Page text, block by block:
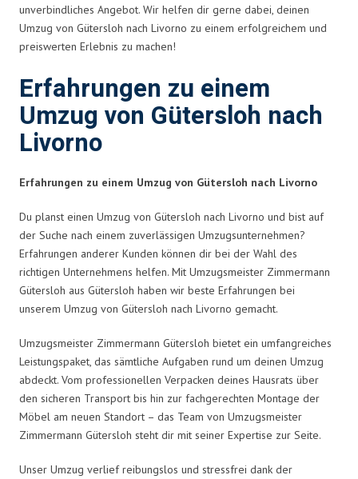
unverbindliches Angebot. Wir helfen dir gerne dabei, deinen
Umzug von Gütersloh nach Livorno zu einem erfolgreichem und
preiswerten Erlebnis zu machen!
Erfahrungen zu einem
Umzug von Gütersloh nach
Livorno
Erfahrungen zu einem Umzug von Gütersloh nach Livorno
Du planst einen Umzug von Gütersloh nach Livorno und bist auf
der Suche nach einem zuverlässigen Umzugsunternehmen?
Erfahrungen anderer Kunden können dir bei der Wahl des
richtigen Unternehmens helfen. Mit Umzugsmeister Zimmermann
Gütersloh aus Gütersloh haben wir beste Erfahrungen bei
unserem Umzug von Gütersloh nach Livorno gemacht.
Umzugsmeister Zimmermann Gütersloh bietet ein umfangreiches
Leistungspaket, das sämtliche Aufgaben rund um deinen Umzug
abdeckt. Vom professionellen Verpacken deines Hausrats über
den sicheren Transport bis hin zur fachgerechten Montage der
Möbel am neuen Standort – das Team von Umzugsmeister
Zimmermann Gütersloh steht dir mit seiner Expertise zur Seite.
Unser Umzug verlief reibungslos und stressfrei dank der